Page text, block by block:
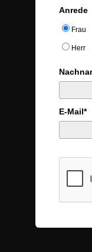
Anrede
Frau
Herr
E-Mail*